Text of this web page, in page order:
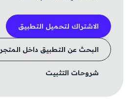
الاشتراك لتحميل التطبيق
البحث عن التطبيق داخل المتجر
شروحات التثبيت